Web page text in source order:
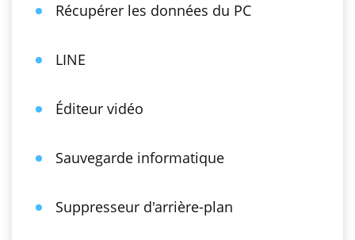
Récupérer les données du PC
LINE
Éditeur vidéo
Sauvegarde informatique
Suppresseur d'arrière-plan